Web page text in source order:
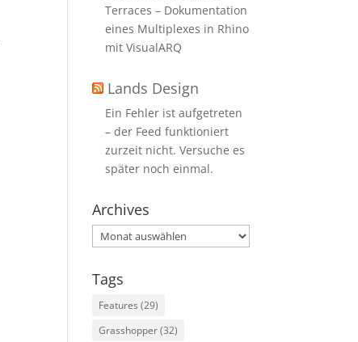
Terraces – Dokumentation
eines Multiplexes in Rhino
mit VisualARQ
Lands Design
Ein Fehler ist aufgetreten
– der Feed funktioniert
zurzeit nicht. Versuche es
später noch einmal.
Archives
Archives
Tags
Features (29)
Grasshopper(32)